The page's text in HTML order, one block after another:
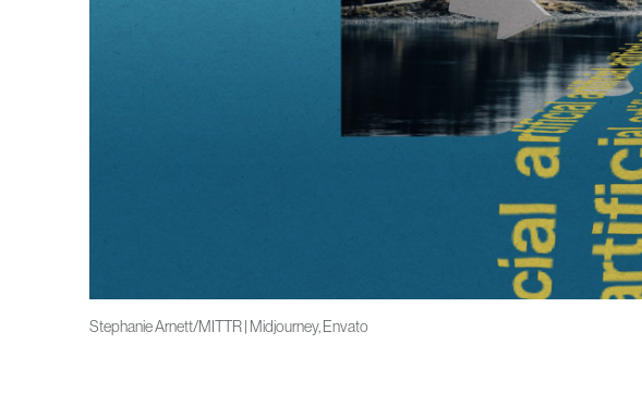
Stephanie Arnett/MITTR | Midjourney, Envato